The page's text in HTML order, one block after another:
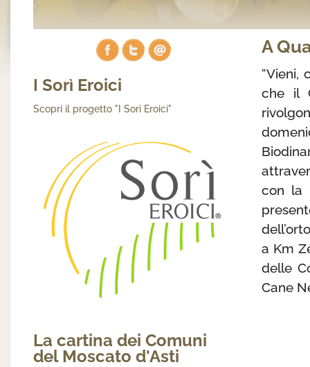
I Sorì Eroici
Scopri il progetto "I Sorì Eroici"
La cartina dei Comuni
del Moscato d'Asti
A
“Vieni,
che il
con la
a Km
delle
Cane